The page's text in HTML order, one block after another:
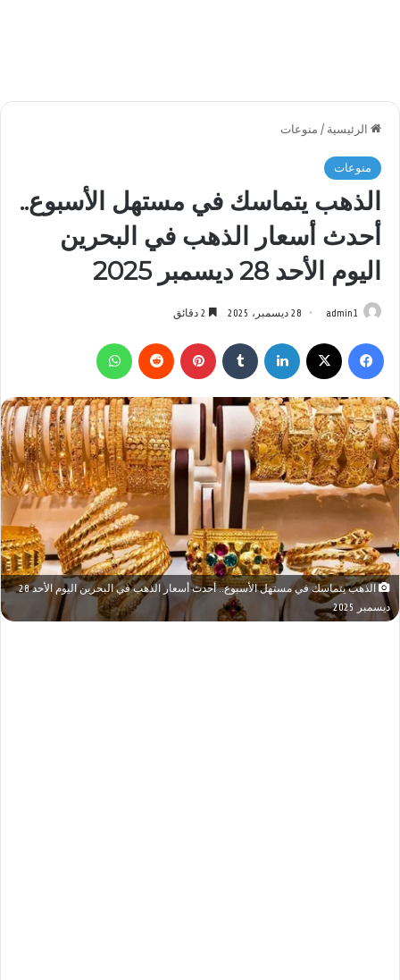
الرئيسية / منوعات
منوعات
الذهب يتماسك في مستهل الأسبوع..
أحدث أسعار الذهب في البحرين
اليوم الأحد 28 ديسمبر 2025
admin1 28 ديسمبر، 2025
فيسبوك لينكدإن بينتيريست
الذهب يتماسك في مستهل الأسبوع.. أحدث أسعار الذهب في البحرين اليوم الأحد 28
ديسمبر 2025